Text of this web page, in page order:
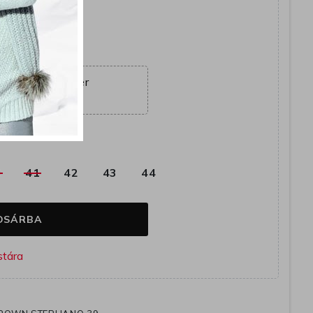
együtt
ajánlat véget ér
21:20:44
41 42 43 44